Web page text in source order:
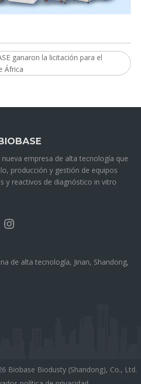
ganaron la licitación para el
África
nueva empresa de alta tecnología que
producción y gestión de equipos
y reactivos de diagnóstico in vitro
de alta tecnología, Jinan, Shandong,
Biobase Biodusty (Shandong), Co., Ltd.